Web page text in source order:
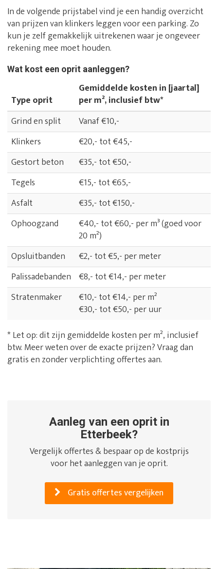
In de volgende prijstabel vind je een handig overzicht
van prijzen van klinkers leggen voor een parking. Zo
kun je zelf gemakkelijk uitrekenen waar je ongeveer
rekening mee moet houden.
Wat kost een oprit aanleggen?
Type oprit
Gemiddelde kosten in [jaartal]
per m², inclusief btw*
Grind en split
Vanaf €10,-
Klinkers
€20,- tot €45,-
Gestort beton
€35,- tot €50,-
Tegels
€15,- tot €65,-
Asfalt
€35,- tot €150,-
Ophoogzand
€40,- tot €60,- per m³ (goed voor
20 m²)
Opsluitbanden
€2,- tot €5,- per meter
Palissadebanden €8,- tot €14,- per meter
Stratenmaker
€10,- tot €14,- per m²
€30,- tot €50,- per uur
* Let op: dit zijn gemiddelde kosten per m², inclusief
btw. Meer weten over de exacte prijzen? Vraag dan
gratis en zonder verplichting offertes aan.
Aanleg van een oprit in
Etterbeek?
Vergelijk offertes & bespaar op de kostprijs
voor het aanleggen van je oprit.
Gratis offertes vergelijken